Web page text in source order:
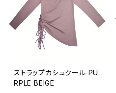
ストラップカシュクール PU
RPLE BEIGE